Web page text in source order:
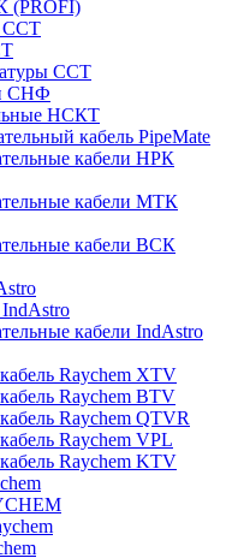
(PROFI)
ССТ
ССТ
СНФ
НСКТ
кабель PipeMate
кабели НРК
кабели МТК
кабели ВСК
кабели IndAstro
Raychem XTV
Raychem BTV
Raychem QTVR
Raychem VPL
Raychem KTV